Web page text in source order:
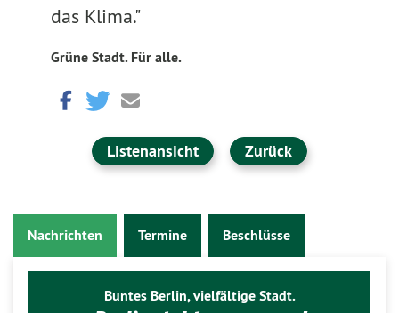
das Klima."
Grüne Stadt. Für alle.
Listenansicht Zurück
Nachrichten Termine Beschlüsse
Buntes Berlin, vielfältige Stadt.